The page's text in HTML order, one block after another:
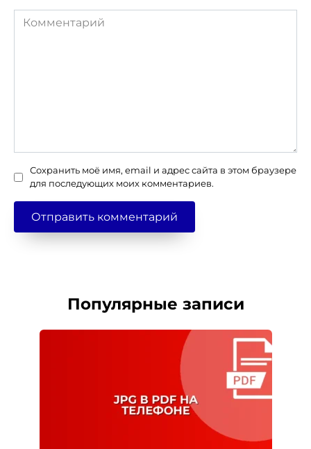
Комментарий
Сохранить моё имя, email и адрес сайта в этом браузере
для последующих моих комментариев.
Популярные записи